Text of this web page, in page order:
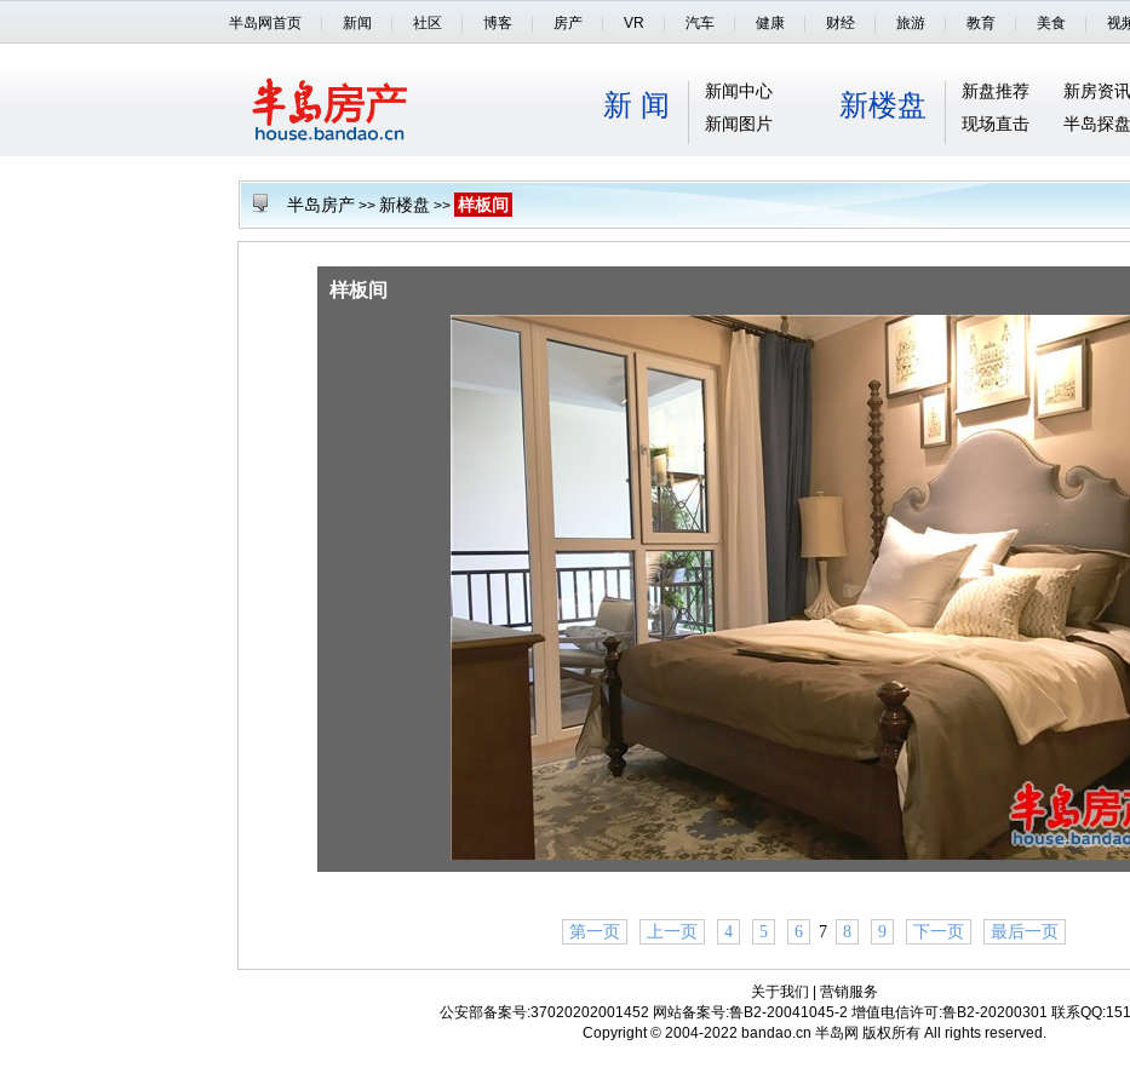
半岛网首页 新闻 社区 博客 房产 VR 汽车 健康 财经 旅游 教育 美食 视
新 闻
新闻中心
新闻图片
新楼盘 新盘推荐
新房资讯
现场直击
半岛探盘
半岛房产 >> 新楼盘 >> 样板间
样板间
第一页 上一页 4 5 6 7 8 9 下一页 最后一页
关于我们
营销服务
公安部备案号:37020202001452 网站备案号:鲁B2-20041045-2 增值电信许可:鲁B2-20200301 联系
Copyright © 2004-2022 bandao.cn 半岛网 版权所有 All rights reserved.